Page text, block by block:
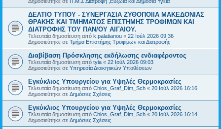
ΔΕΛΤΙΟ ΤΥΠΟΥ - ΣΥΝΕΡΓΑΣΙΑ ΖΥΘΟΠΟΙΙΑ ΜΑΚΕΔΟΝΙΑΣ
ΘΡΑΚΗΣ ΚΑΙ ΤΜΗΜΑΤΟΣ ΕΠΙΣΤΗΜΗΣ ΤΡΟΦΙΜΩΝ ΚΑΙ
ΔΙΑΤΡΟΦΗΣ ΤΟΥ ΠΑΝ/ΟΥ ΑΙΓΑΙΟΥ.
Τελευταία δημοσίευση από k.palatianou « 22 Ιούλ 2026 09:36
Δημοσιεύτηκε σε Τμήμα Επιστήμης Τροφίμων και Διατροφής
Διαβίβαση Πρόσκλησης εκδήλωσης ενδιαφέροντος
Τελευταία δημοσίευση από tyia « 22 Ιούλ 2026 09:03
Δημοσιεύτηκε σε Υπηρεσία Διοικητικών Υποθέσεων
Εγκύκλιος Υπουργείου για Υψηλές Θερμοκρασίες
Τελευταία δημοσίευση από Chios_Graf_Dim_Sch « 20 Ιούλ 2026 16:16
Δημοσιεύτηκε σε Δημόσιες Σχέσεις
Εγκύκλιος Υπουργείου για Υψηλές Θερμοκρασίες
Τελευταία δημοσίευση από Chios_Graf_Dim_Sch « 20 Ιούλ 2026 16:14
Δημοσιεύτηκε σε Δημόσιες Σχέσεις